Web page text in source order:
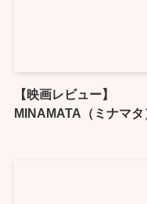
【映画レビュー】
MINAMATA（ミナマタ